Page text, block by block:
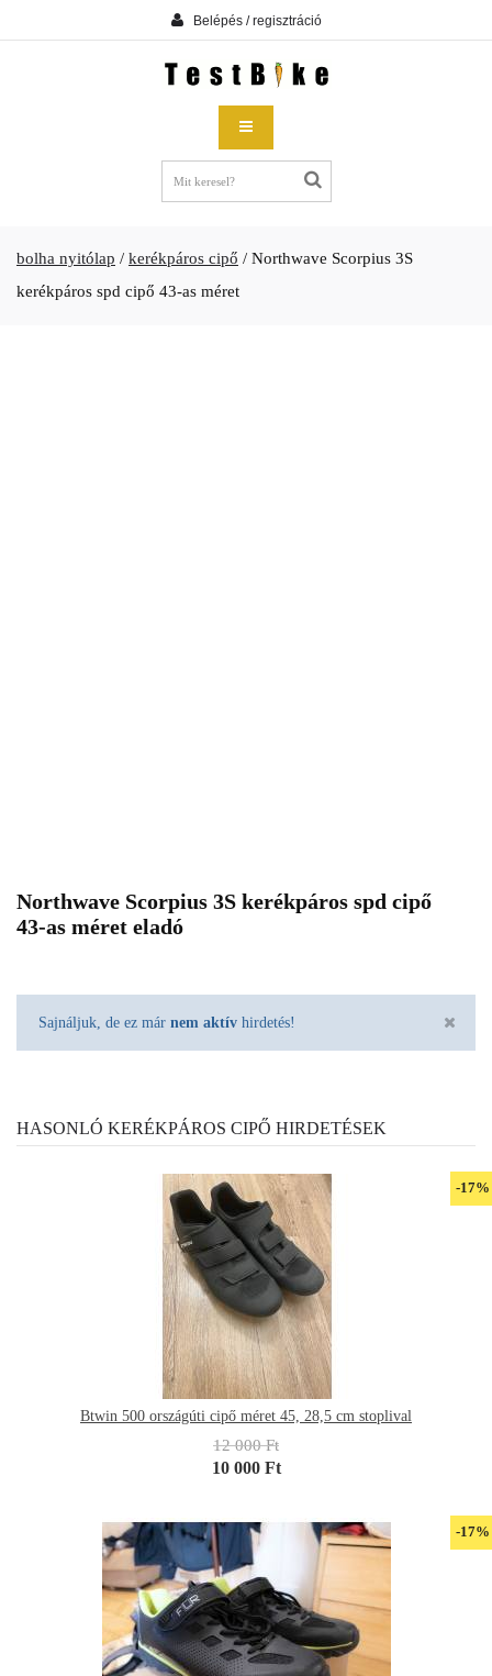
Belépés / regisztráció
bolha nyitólap / kerékpáros cipő / Northwave Scorpius 3S
kerékpáros spd cipő 43-as méret
Northwave Scorpius 3S kerékpáros spd cipő
43-as méret eladó
Sajnáljuk, de ez már nem aktív hirdetés!
HASONLÓ KERÉKPÁROS CIPŐ HIRDETÉSEK
-17%
Btwin 500 országúti cipő méret 45, 28,5 cm stoplival
12 000 Ft
10 000 Ft
-17%